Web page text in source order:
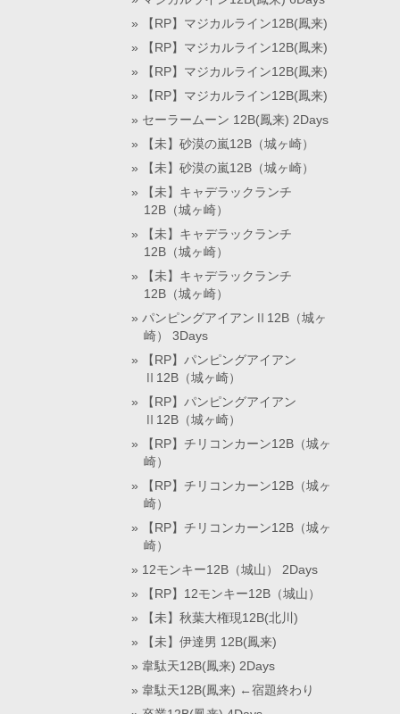
【RP】マジカルライン12B(鳳来)
【RP】マジカルライン12B(鳳来)
【RP】マジカルライン12B(鳳来)
【RP】マジカルライン12B(鳳来)
セーラームーン 12B(鳳来) 2Days
【未】砂漠の嵐12B（城ヶ崎）
【未】砂漠の嵐12B（城ヶ崎）
【未】キャデラックランチ
12B（城ヶ崎）
【未】キャデラックランチ
12B（城ヶ崎）
【未】キャデラックランチ
12B（城ヶ崎）
パンピングアイアンⅡ12B（城ヶ
崎） 3Days
【RP】パンピングアイアン
Ⅱ12B（城ヶ崎）
【RP】パンピングアイアン
Ⅱ12B（城ヶ崎）
【RP】チリコンカーン12B（城ヶ
崎）
【RP】チリコンカーン12B（城ヶ
崎）
【RP】チリコンカーン12B（城ヶ
崎）
12モンキー12B（城山） 2Days
【RP】12モンキー12B（城山）
【未】秋葉大権現12B(北川)
【未】伊達男 12B(鳳来)
韋駄天12B(鳳来) 2Days
韋駄天12B(鳳来) ←宿題終わり